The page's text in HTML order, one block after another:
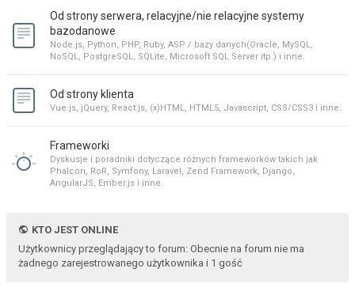
Od strony serwera, relacyjne/nie relacyjne systemy
bazodanowe
Node.js, Python, PHP, Ruby, ASP / bazy danych(Oracle, MySQL,
NoSQL, PostgreSQL, SQLite, Microsoft SQL Server itp.) i inne.
Od strony klienta
Vue.js, jQuery, React.js, (x)HTML, HTML5, Javascript, CSS/CSS3 i inne.
Frameworki
Dyskusje i poradniki dotyczące różnych frameworków takich jak
Phalcon, RoR, Symfony, Laravel, Zend Framework, Django,
AngularJS, Ember.js i inne.
KTO JEST ONLINE
Użytkownicy przeglądający to forum: Obecnie na forum nie ma
żadnego zarejestrowanego użytkownika i 1 gość